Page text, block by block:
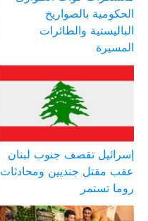
الحكومية بالصواريخ
الباليستية والطائرات
المسيرة
إسرائيل تقصف جنوب لبنان
عقب مقتل جنديين ومحادثات
روما تستمر